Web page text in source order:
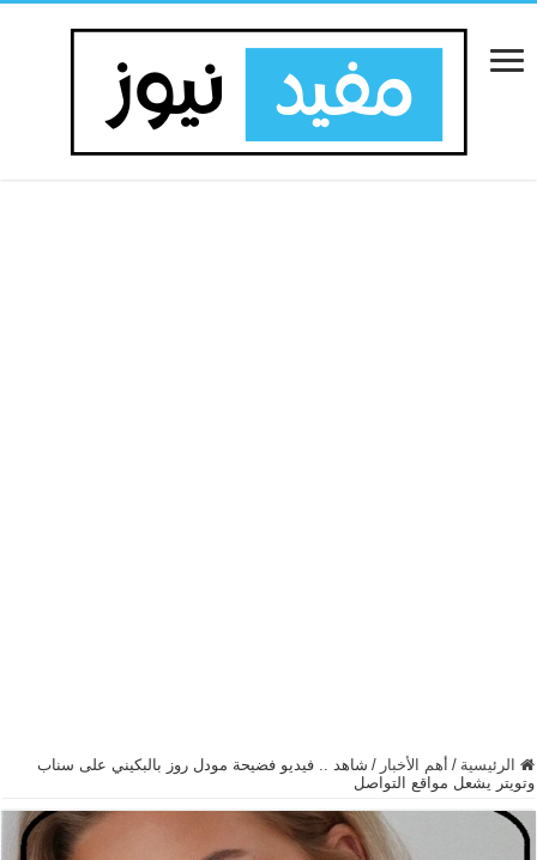
الرئيسية / أهم الأخبار / شاهد .. فيديو فضيحة مودل روز بالبكيني على سناب
وتويتر يشعل مواقع التواصل